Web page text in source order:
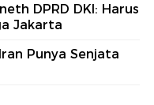
DPRD DKI: Harus
Jakarta
Punya Senjata